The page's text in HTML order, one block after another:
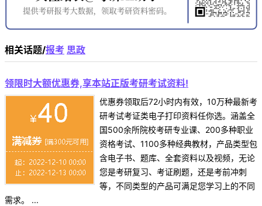
相关话题/报考 思政
领限时大额优惠券,享本站正版考研考试资料!
优惠券领取后72小时内有效，10万种最新考
研考试考证类电子打印资料任你选。涵盖全
国500余所院校考研专业课、200多种职业
资格考试、1100多种经典教材，产品类型包
含电子书、题库、全套资料以及视频，无论
您是考研复习、考证刷题，还是考前冲刺
等，不同类型的产品可满足您学习上的不同
需求。 ...